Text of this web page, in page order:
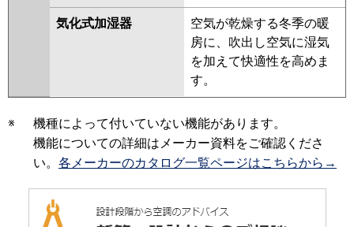
気化式加湿器
空気が乾燥する冬季の暖
房に、吹出し空気に湿気
を加えて快適性を高めま
す。
※
機種によって付いていない機能があります。
機能についての詳細はメーカー資料をご確認くださ
い。 各メーカーのカタログ一覧ページはこちらから→